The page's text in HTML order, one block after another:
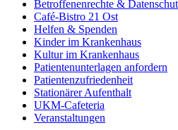
Betroffenenrechte &
Café-Bistro 21 Ost
Helfen & Spenden
Kinder im Krankenhaus
Kultur im Krankenhaus
Patientenunterlagen anfordern
Patientenzufriedenheit
Stationärer Aufenthalt
UKM-Cafeteria
Veranstaltungen